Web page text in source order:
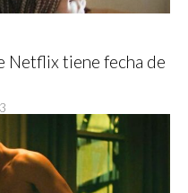
Netflix tiene fecha de